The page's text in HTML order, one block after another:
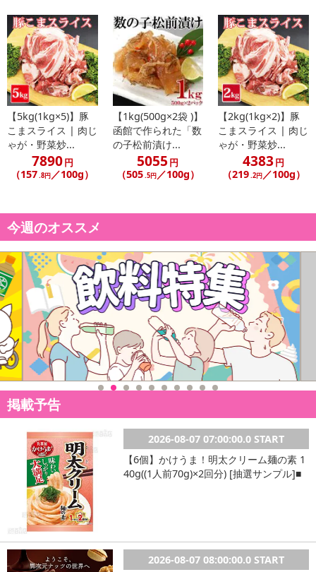
【5kg(1kg×5)】豚
こまスライス | 肉じ
ゃが・野菜炒...
7890円
（157.8円／100g）
【1kg(500g×2袋 )】
函館で作られた「数
の子松前漬け...
5055 円
（505.5円／100g）
【2kg(1kg×2)】豚
こまスライス | 肉じ
ゃが・野菜炒...
4383円
（219.2円／100g）
今週のオススメ
掲載予告
2026-08-07 07:00:00.0 START
【6個】かけうま！明太クリーム麺の素 1
40g((1人前70g)×2回分) [抽選サンプル]■
2026-08-07 08:00:00.0 START